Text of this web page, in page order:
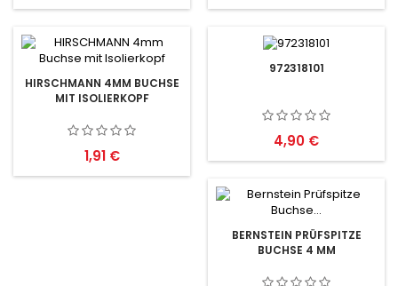
HIRSCHMANN 4MM BUCHSE
MIT ISOLIERKOPF
Preis
1,91 €
972318101
Preis
4,90 €
BERNSTEIN PRÜFSPITZE
BUCHSE 4 MM